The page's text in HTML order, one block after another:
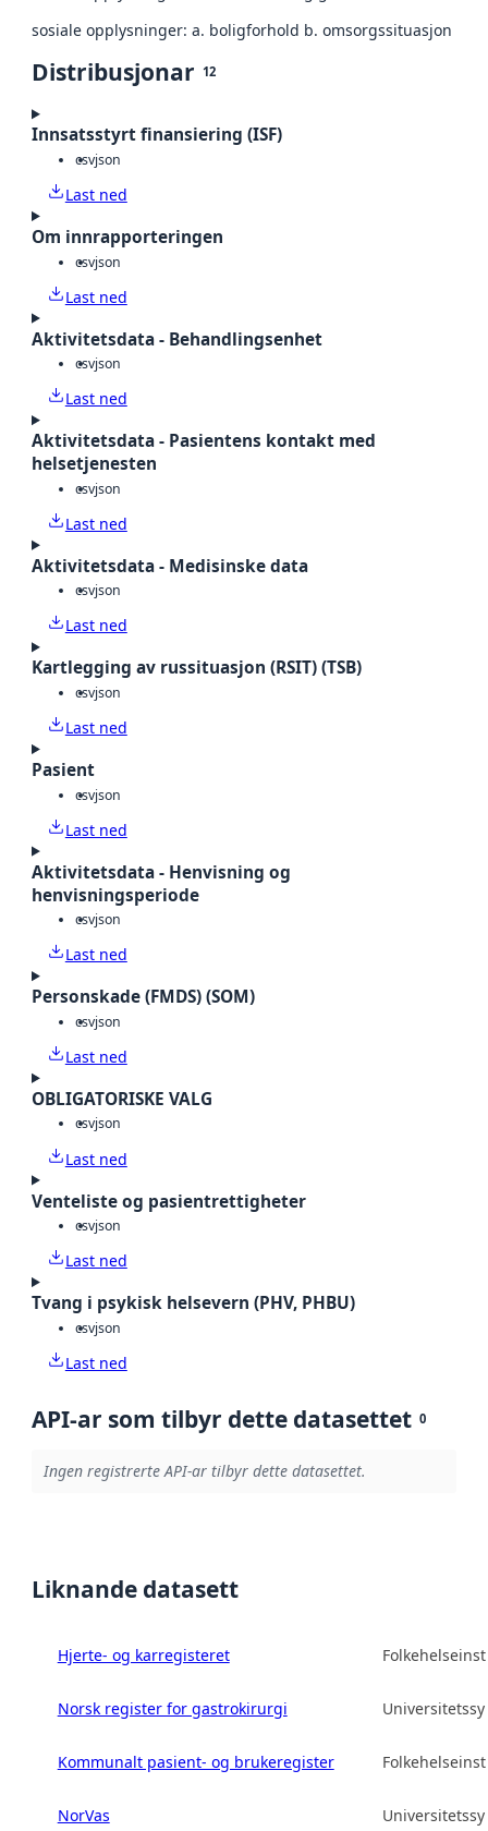
sosiale opplysninger: a. boligforhold b. omsorgssituasjon
Distribusjonar 12
Innsatsstyrt finansiering (ISF)
csvjson
Last ned
Om innrapporteringen
csvjson
Last ned
Aktivitetsdata - Behandlingsenhet
csvjson
Last ned
Aktivitetsdata - Pasientens kontakt med
helsetjenesten
csvjson
Last ned
Aktivitetsdata - Medisinske data
csvjson
Last ned
Kartlegging av russituasjon (RSIT) (TSB)
csvjson
Last ned
Pasient
csvjson
Last ned
Aktivitetsdata - Henvisning og
henvisningsperiode
csvjson
Last ned
Personskade (FMDS) (SOM)
csvjson
Last ned
OBLIGATORISKE VALG
csvjson
Last ned
Venteliste og pasientrettigheter
csvjson
Last ned
Tvang i psykisk helsevern (PHV, PHBU)
csvjson
Last ned
API-ar som tilbyr dette datasettet 0
Ingen registrerte API-ar tilbyr dette datasettet.
Liknande datasett
Hjerte- og karregisteret
Norsk register for gastrokirurgi
Kommunalt pasient- og brukeregister
NorVas